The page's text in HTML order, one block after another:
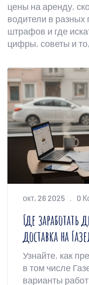
цены на аренду,
водители в разных
штрафов и где
цифры, советы и
окт, 26 2025 0
Где заработать
доставка на
Узнайте, как
в том числе
варианты